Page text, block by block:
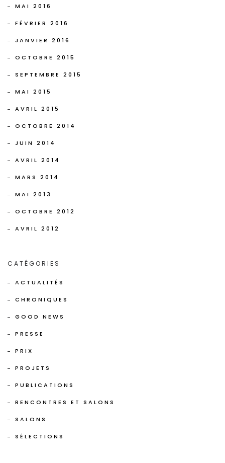
MAI 2016
FÉVRIER 2016
JANVIER 2016
OCTOBRE 2015
SEPTEMBRE 2015
MAI 2015
AVRIL 2015
OCTOBRE 2014
JUIN 2014
AVRIL 2014
MARS 2014
MAI 2013
OCTOBRE 2012
AVRIL 2012
CATÉGORIES
ACTUALITÉS
CHRONIQUES
GOOD NEWS
PRESSE
PRIX
PROJETS
PUBLICATIONS
RENCONTRES ET SALONS
SALONS
SÉLECTIONS